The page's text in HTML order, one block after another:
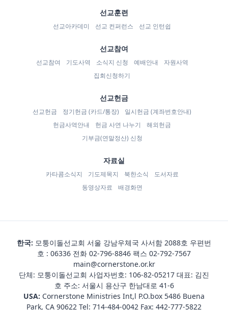
선교훈련
선교아카데미 선교 컨퍼런스 선교 인턴쉽
선교참여
선교참여 기도사역 소식지 신청 예배안내
자원사역
집회신청하기
선교헌금
선교헌금 정기헌금 (카드/통장)
일시헌금 (계좌번호안내)
헌금사역안내
헌금 사연 나누기
해외헌금
기부금(연말정산) 신청
자료실
카타콤소식지 기도제목지 북한소식
도서자료
동영상자료
배경화면
한국: 모퉁이돌선교회 서울 강남우체국 사서함 2088호 우편번
호 : 06336 전화 02-796-8846 팩스 02-792-7567
main@cornerstone.or.kr
단체: 모퉁이돌선교회 사업자번호: 106-82-05217 대표: 김진
호 주소: 서울시 용산구 한남대로 41-6
USA: Cornerstone Ministries Int,l P.O.box 5486 Buena
Park, CA 90622 Tel: 714-484-0042 Fax: 442-777-5822